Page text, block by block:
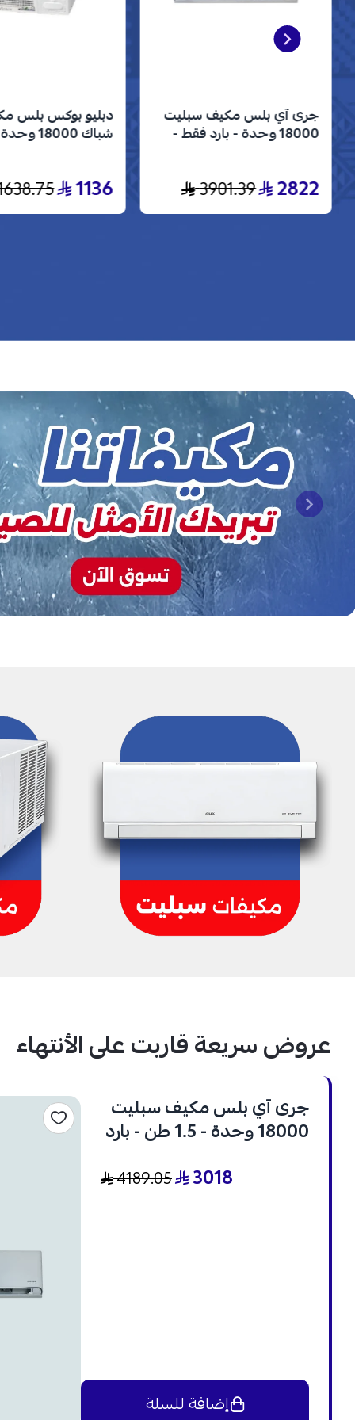
جرى آي بلس مكيف سبليت
18000 وحدة - بارد فقط -
2822
3901.39
دبليو بوكس بلس
1136
عروض سريعة قاربت على الأنتهاء
جرى آي بلس مكيف سبليت
18000 وحدة - 1.5 طن - بارد
3018
4189.05
إضافة للسلة